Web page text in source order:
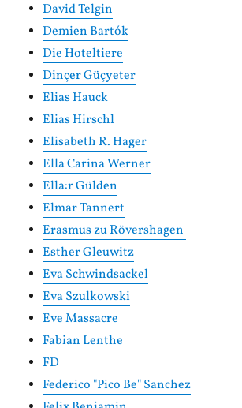
David Telgin
Demien Bartók
Die Hoteltiere
Dinçer Güçyeter
Elias Hauck
Elias Hirschl
Elisabeth R. Hager
Ella Carina Werner
Ella:r Gülden
Elmar Tannert
Erasmus zu Rövershagen
Esther Gleuwitz
Eva Schwindsackel
Eva Szulkowski
Eve Massacre
Fabian Lenthe
FD
Federico "Pico Be" Sanchez